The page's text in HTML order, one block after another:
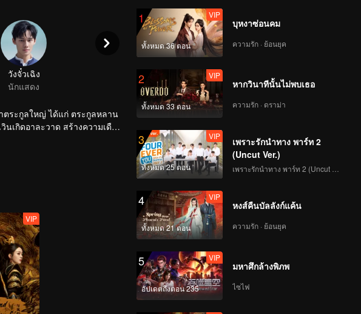
วังจั๋วเฉิง
นักแสดง
ตระกูลใหญ่ ได้แก่ ตระกูลหลาน
ยนในครั้งนี้จะมาเพื่อคลี่คลาย
VIP
1
ทั้งหมด 36 ตอน
VIP
บุหงาซ่อนคม
ความรัก · ย้อนยุค
2
ทั้งหมด 33 ตอน
VIP
หากวินาทีนั้นไม่พบเธอ
ความรัก · ดราม่า
3
ทั้งหมด 25 ตอน
VIP
เพราะรักนำทาง พาร์ท 2
(Uncut Ver.)
4
ทั้งหมด 21 ตอน
VIP
หงส์คืนบัลลังก์แค้น
ความรัก · ย้อนยุค
5
อัปเดตถึงตอน 235
VIP
มหาศึกล้างพิภพ
ไซไฟ